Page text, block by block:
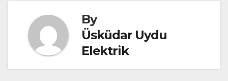
By
Üsküdar Uydu
Elektrik